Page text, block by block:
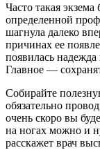
Часто такая
определенной
шагнула далеко
причинах ее
появилась надежда
Главное —
Собирайте
обязательно
очень скоро вы
на ногах можно и
расскажет врач